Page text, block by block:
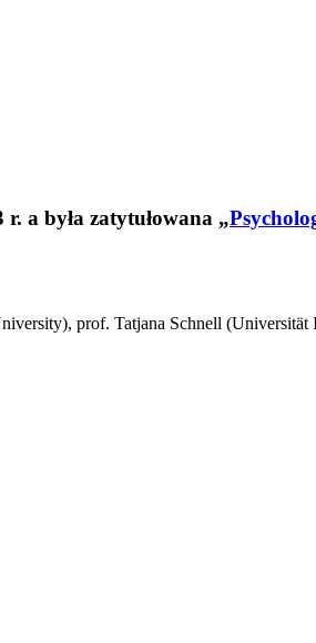
a była zatytułowana „
prof. Tatjana Schnell